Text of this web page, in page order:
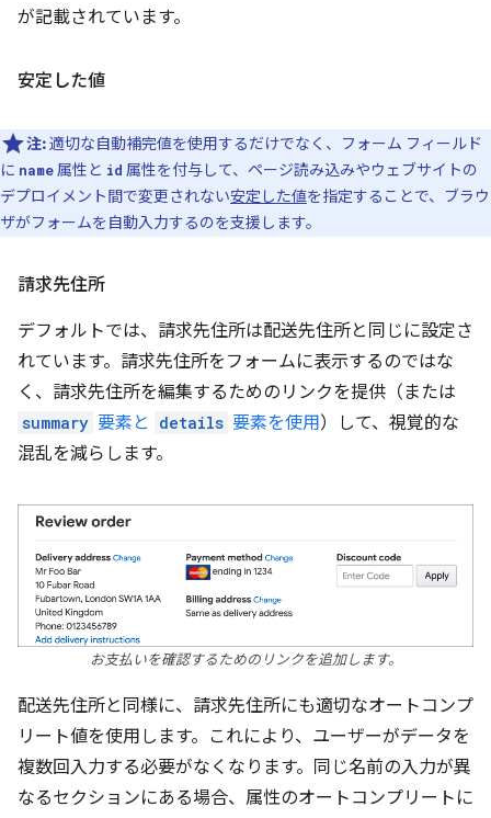
が記載されています。
安定した値
注:適切な自動補完値を使用するだけでなく、フォーム フィールド
に name属性と id 属性を付与して、ページ読み込みやウェブサイトの
デプロイメント間で変更されない安定した値を指定することで、ブラウ
ザがフォームを自動入力するのを支援します。
請求先住所
デフォルトでは、請求先住所は配送先住所と同じに設定さ
れています。請求先住所をフォームに表示するのではな
く、請求先住所を編集するためのリンクを提供（または
summary 要素と details 要素を使用）して、視覚的な
混乱を減らします。
お支払いを確認するためのリンクを追加します。
配送先住所と同様に、請求先住所にも適切なオートコンプ
リート値を使用します。これにより、ユーザーがデータを
複数回入力する必要がなくなります。同じ名前の入力が異
なるセクションにある場合、属性のオートコンプリートに